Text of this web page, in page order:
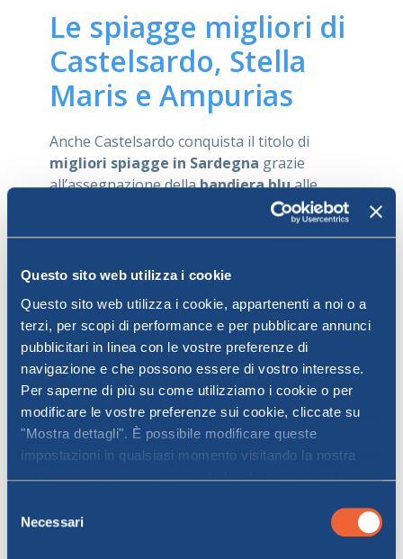
Questo sito web utilizza i cookie
Questo sito web utilizza i cookie, appartenenti a noi o a
terzi, per scopi di performance e per pubblicare annunci
pubblicitari in linea con le vostre preferenze di
navigazione e che possono essere di vostro interesse.
Per saperne di più su come utilizziamo i cookie o per
modificare le vostre preferenze sui cookie, cliccate su
"Mostra dettagli". È possibile modificare queste
impostazioni in qualsiasi momento visitando la nostra
politica sui cookiee seguendo le istruzioni in essa
selezionati", l’utente accetta la memorizzazione dei
delNecessari
Le spiagge migliori di
Castelsardo, Stella
Maris e Ampurias
Anche Castelsardo conquista il titolo di
migliori spiagge in Sardegna grazie
all’assegnazione dellabandiera blualle
spiagge di Madonnina e di Sacro Cuore. La
spiaggia della Madonnina o Stella Maris, è
bellezza del panorama che per la qualità
Di pari bellezza e anch’essa adatta alle
famiglie è la spiaggia di Sacro Cuore o
Ampurias, lunga 800 metri e contraddistinta
da sabbia fine e da un mare cristallino.
Facilmente raggiungibile dal centro cittadino,
la spiaggia di Ampurias è ideale anche per gli
appassionati disnorkelingche qui possono
praticare questo magnifico sport e ammirare
la flora e la fauna che ne popolano i fondali.
Marina di Sorso,